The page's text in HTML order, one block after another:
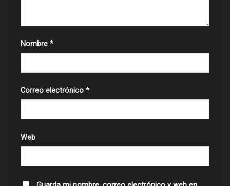
Nombre *
Correo electrónico *
Web